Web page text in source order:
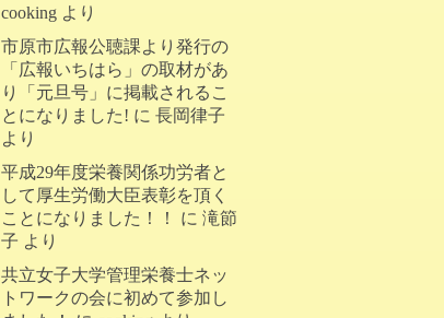
cooking より
市原市広報公聴課より発行の
「広報いちはら」の取材があ
り「元旦号」に掲載されるこ
とになりました! に 長岡律子
より
平成29年度栄養関係功労者と
して厚生労働大臣表彰を頂く
ことになりました！！
に 滝節
子 より
共立女子大学管理栄養士ネッ
トワークの会に初めて参加し